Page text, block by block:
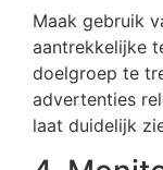
Maak gebruik
aantrekkelijke
doelgroep te
advertenties
laat duidelijk